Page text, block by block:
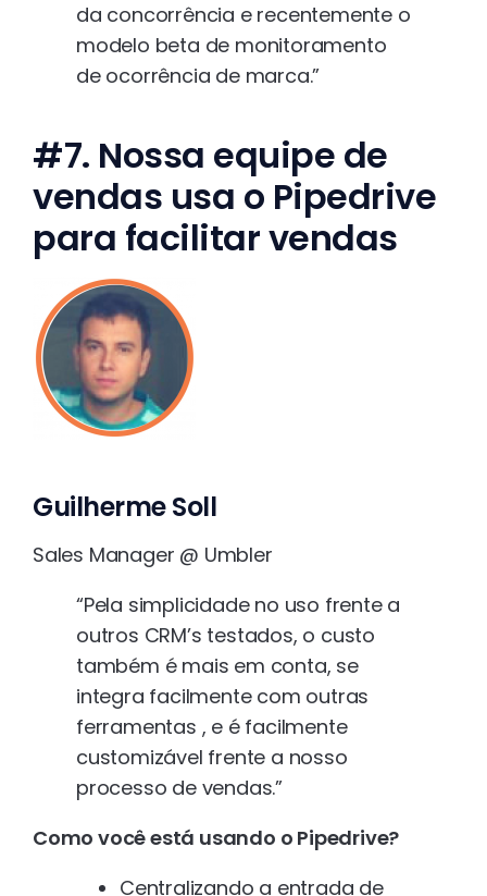
da concorrência e recentemente o
modelo beta de monitoramento
de ocorrência de marca.”
#7. Nossa equipe de
vendas usa o Pipedrive
para facilitar vendas
Guilherme Soll
Sales Manager @ Umbler
“Pela simplicidade no uso frente a
outros CRM’s testados, o custo
também é mais em conta, se
integra facilmente com outras
ferramentas , e é facilmente
customizável frente a nosso
processo de vendas.”
Como você está usando o Pipedrive?
Centralizando a entrada de